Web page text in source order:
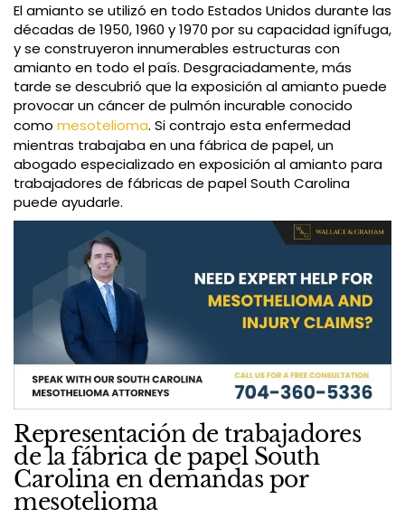
El amianto se utilizó en todo Estados Unidos durante las
décadas de 1950, 1960 y 1970 por su capacidad ignífuga,
y se construyeron innumerables estructuras con
amianto en todo el país. Desgraciadamente, más
tarde se descubrió que la exposición al amianto puede
provocar un cáncer de pulmón incurable conocido
como mesotelioma. Si contrajo esta enfermedad
mientras trabajaba en una fábrica de papel, un
abogado especializado en exposición al amianto para
trabajadores de fábricas de papel South Carolina
puede ayudarle.
Representación de trabajadores
de la fábrica de papel South
Carolina en demandas por
mesotelioma